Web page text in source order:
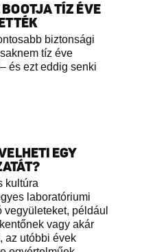
TÍZ ÉVE
biztonsági
tíz éve
és ezt eddig senki
EGY
kultúra
laboratóriumi
például
vagy akár
az utóbbi évek